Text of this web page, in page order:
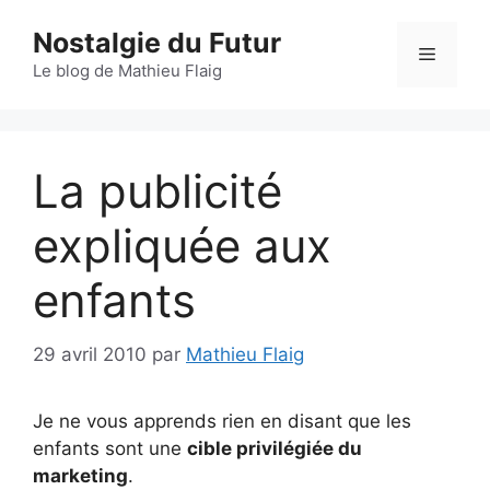
contenu
Nostalgie du Futur
Le blog de Mathieu Flaig
Menu
La publicité
expliquée aux
enfants
29 avril 2010 par Mathieu Flaig
Je ne vous apprends rien en disant que les
enfants sont une cible privilégiée du
marketing.